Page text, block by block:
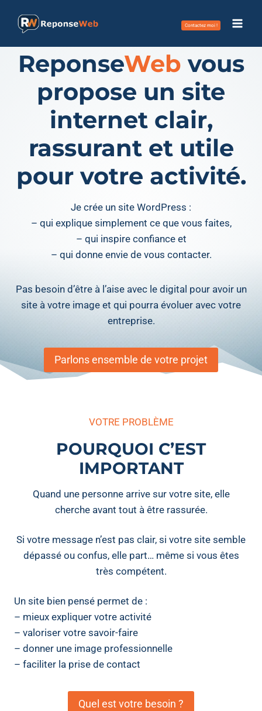
Contactez moi !
ReponseWeb vous
propose un site
internet clair,
rassurant et utile
pour votre activité.
Je crée un site WordPress :
– qui explique simplement ce que vous faites,
– qui inspire confiance et
– qui donne envie de vous contacter.
Pas besoin d’être à l’aise avec le digital pour avoir un
site à votre image et qui pourra évoluer avec votre
entreprise.
Parlons ensemble de votre projet
VOTRE PROBLÈME
POURQUOI C’EST
IMPORTANT
Quand une personne arrive sur votre site, elle
cherche avant tout à être rassurée.
Si votre message n’est pas clair, si votre site semble
dépassé ou confus, elle part… même si vous êtes
très compétent.
Un site bien pensé permet de :
– mieux expliquer votre activité
– valoriser votre savoir-faire
– donner une image professionnelle
– faciliter la prise de contact
Quel est votre besoin ?